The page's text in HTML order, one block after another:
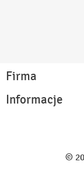
Firma
Kontakt
Informacje
©